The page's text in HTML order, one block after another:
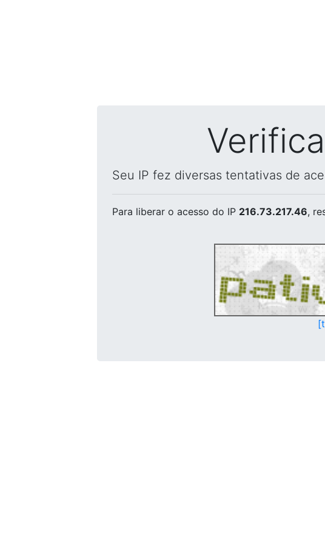
Seu IP fez diversas tentativas de
Para liberar o acesso do IP 216.73.217.46,